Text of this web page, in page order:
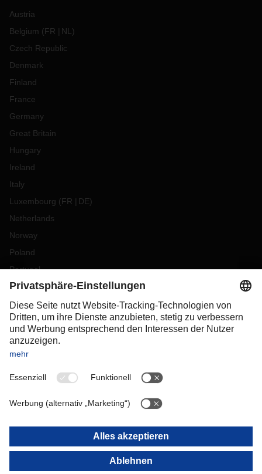
Austria
Belgium (FR NL )
Czech Republic
Denmark
Finland
France
Germany
Great Britain
Hungary
Ireland
Italy
Luxembourg (FR DE)
Netherlands
Norway
Poland
Portugal
Romania
Slovakia
Spain
Sweden
Switzerland
OCEANIA